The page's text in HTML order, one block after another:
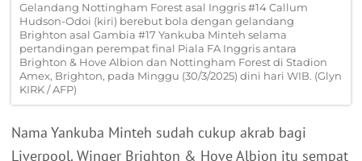
Gelandang Nottingham Forest asal Inggris #14 Callum
Hudson-Odoi (kiri) berebut bola dengan gelandang
Brighton asal Gambia #17 Yankuba Minteh selama
pertandingan perempat final Piala FA Inggris antara
Brighton & Hove Albion dan Nottingham Forest di Stadion
Amex, Brighton, pada Minggu (30/3/2025) dini hari WIB. (Glyn
KIRK / AFP)
Nama Yankuba Minteh sudah cukup akrab bagi
Liverpool. Winger Brighton & Hove Albion itu sempat